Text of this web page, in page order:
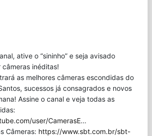
ative o “sininho” e seja avisado
inéditas!
as melhores câmeras escondidas do
sucessos já consagrados e novos
Assine o canal e veja todas as
user/CamerasE…
Câmeras: https://www.sbt.com.br/sbt-